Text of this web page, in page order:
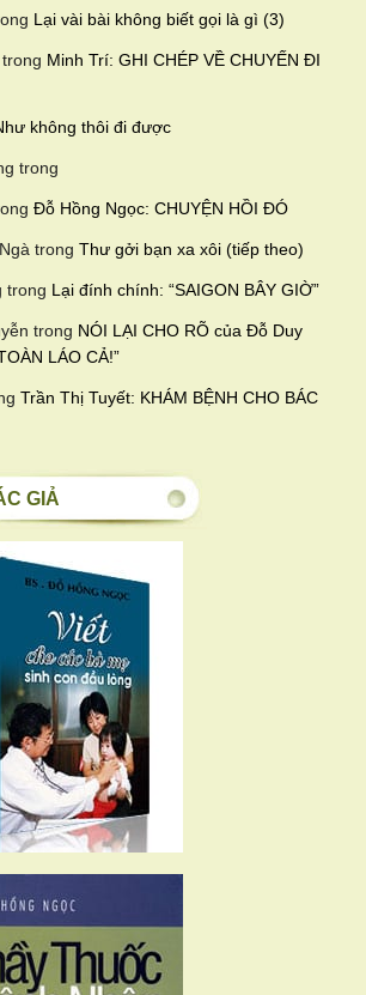
Lại vài bài không biết gọi là gì (3)
trong Minh Trí: GHI CHÉP VỀ CHUYẾN ĐI
không thôi đi được
trong
Đỗ Hồng Ngọc: CHUYỆN HỒI ĐÓ
trong Thư gởi bạn xa xôi (tiếp theo)
trong Lại đính chính: “SAIGON BÂY GIỜ”
trong NÓI LẠI CHO RÕ của Đỗ Duy
LÁO CẢ!”
Trần Thị Tuyết: KHÁM BỆNH CHO BÁC
GIẢ